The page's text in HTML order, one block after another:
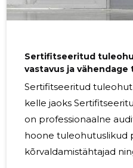
järelvalve on
Sertifitseeritud
vastavus ja
Sertifitseeritud
kelle jaoks Sertifitseeritud tuleohutuse kontroll
on professionaalne
hoone tuleohutuslikud
kõrvaldamistähtajad